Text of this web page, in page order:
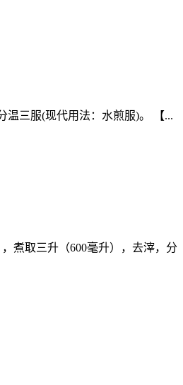
温三服(现代用法：水煎服)。 【...
煮取三升（600毫升），去滓，分